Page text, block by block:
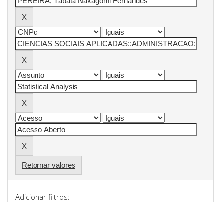
Retornar valores
Adicionar filtros: